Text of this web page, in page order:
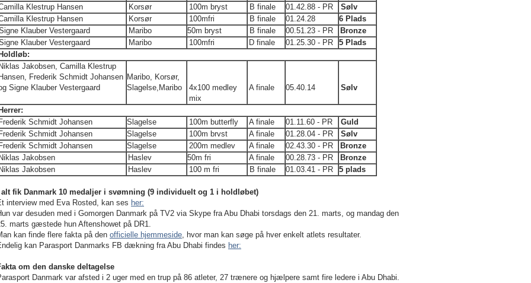
Klestrup Hansen
Korsør 100m bryst B finale 01.42.88 - PR
Sølv
Klestrup Hansen
Korsør 100mfri B finale 01.24.28
6 Plads
Klauber Vestergaard
Maribo 50m bryst B finale 00.51.23 - PR
Bronze
Klauber Vestergaard
Maribo 100mfri D finale 01.25.30 - PR
5 Plads
Holdløb:
Niklas Jakobsen, Camilla Klestrup
Hansen, Frederik Schmidt Johansen
Signe Klauber Vestergaard
Maribo, Korsør,
Slagelse,Maribo
4x100 medley
mix
A finale 05.40.14 Sølv
Herrer:
Frederik Schmidt Johansen
Slagelse 100m butterfly A finale 01.11.60 - PR
Guld
Frederik Schmidt Johansen
Slagelse 100m brvst A finale 01.28.04 - PR
Sølv
Frederik Schmidt Johansen
Slagelse 200m medlev A finale 02.43.30 - PR
Bronze
Niklas Jakobsen
Haslev 50m fri A finale 00.28.73 - PR
Bronze
Niklas Jakobsen
Haslev 100 m fri B finale 01.03.41 - PR 5 plads
I alt fik Danmark 10 medaljer i svømning (9 individuelt og 1 i holdløbet)
interview med Eva Rosted, kan ses her:
var desuden med i Gomorgen Danmark på TV2 via Skype fra Abu Dhabi torsdags den 21. marts, og mandag den
marts gæstede hun Aftenshowet på DR1.
kan finde flere fakta på den officielle hjemmeside, hvor man kan søge på hver enkelt atlets resultater.
kan Parasport Danmarks FB dækning fra Abu Dhabi findes her:
om den danske deltagelse
Danmark var afsted i 2 uger med en trup på 86 atleter, 27 trænere og hjælpere samt fire ledere i Abu Dhabi.